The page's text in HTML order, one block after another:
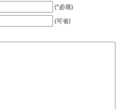
(*必填)
(可省)